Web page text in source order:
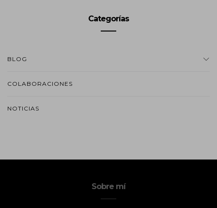
Categorías
BLOG
COLABORACIONES
NOTICIAS
Sobre mí